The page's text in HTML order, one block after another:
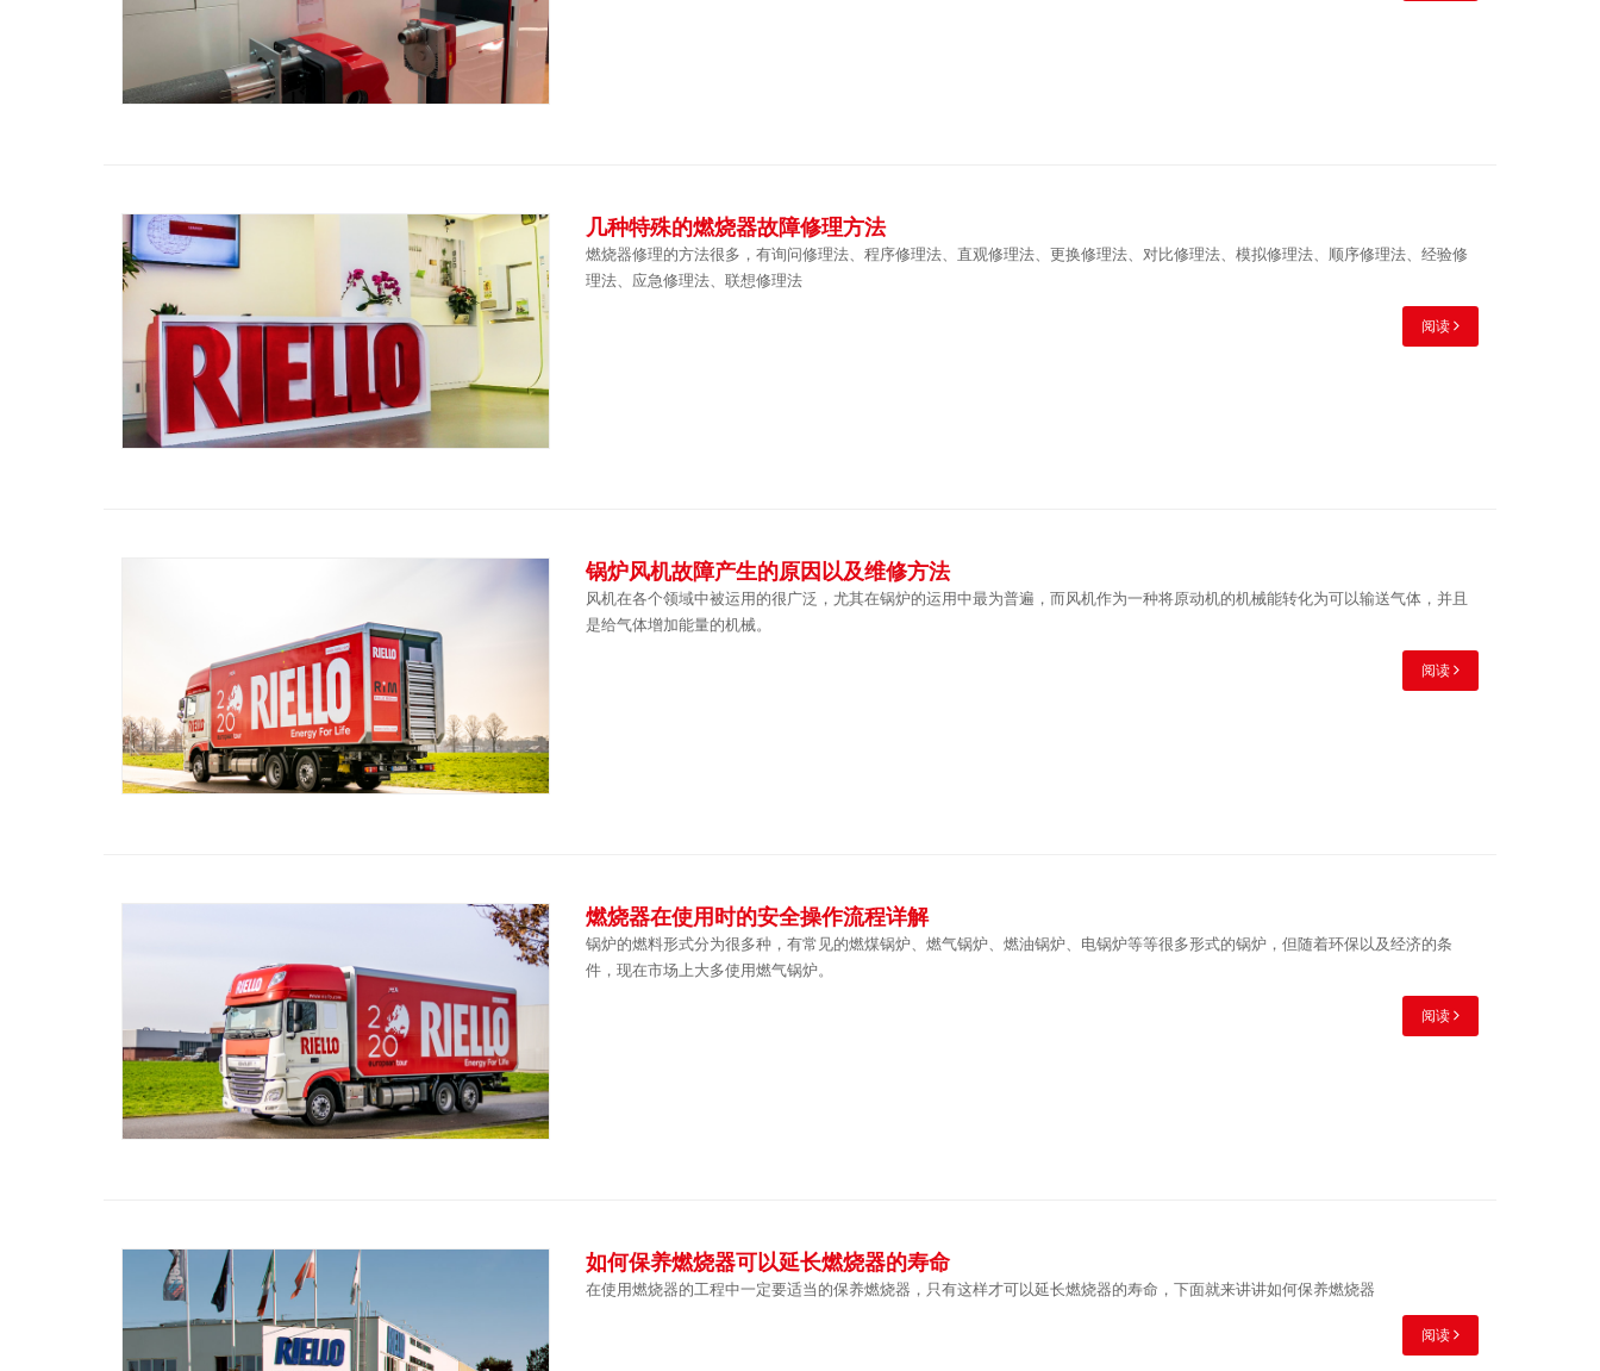
几种特殊的燃烧器故障修理方法
燃烧器修理的方法很多，有询问修理法、程序修理法、直观修理法、更换修理法、对比修理法、模拟修理法、顺序修理法、经验修
理法、应急修理法、联想修理法
阅读
锅炉风机故障产生的原因以及维修方法
风机在各个领域中被运用的很广泛，尤其在锅炉的运用中最为普遍，而风机作为一种将原动机的机械能转化为可以输送气体，并且
是给气体增加能量的机械。
阅读
燃烧器在使用时的安全操作流程详解
锅炉的燃料形式分为很多种，有常见的燃煤锅炉、燃气锅炉、燃油锅炉、电锅炉等等很多形式的锅炉，但随着环保以及经济的条
件，现在市场上大多使用燃气锅炉。
阅读
如何保养燃烧器可以延长燃烧器的寿命
在使用燃烧器的工程中一定要适当的保养燃烧器，只有这样才可以延长燃烧器的寿命，下面就来讲讲如何保养燃烧器
阅读